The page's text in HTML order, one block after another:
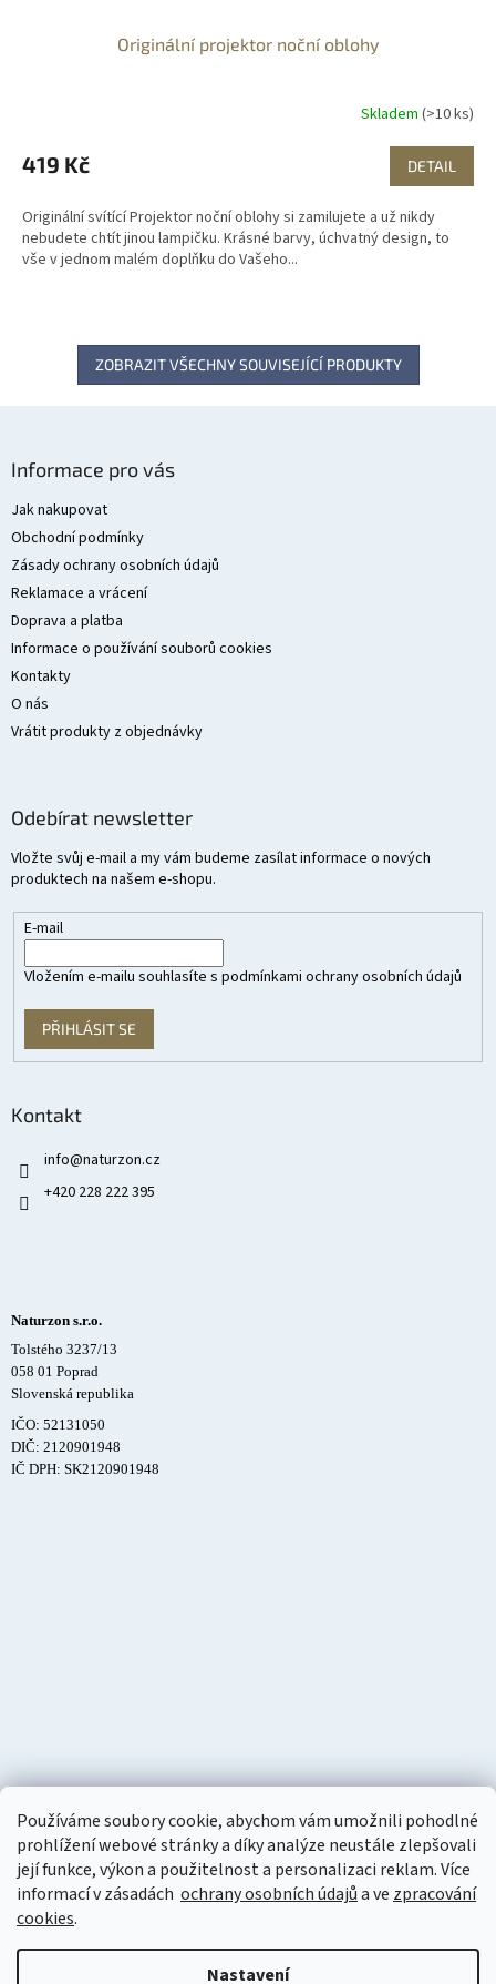
Používáme soubory cookie, abychom vám umožnili pohodlné
prohlížení webové stránky a díky analýze neustále zlepšovali
její funkce, výkon a použitelnost a personalizaci reklam. Více
informací v zásadách ochrany osobních údajůa ve zpracování
cookies.
Nastavení
Originální projektor noční oblohy
Skladem (>10 ks)
419 Kč DETAIL
Originální svítící Projektor noční oblohy si zamilujete a už nikdy
nebudete chtít jinou lampičku. Krásné barvy, úchvatný design, to
vše v jednom malém doplňku do Vašeho...
ZOBRAZIT VŠECHNY SOUVISEJÍCÍ PRODUKTY
Informace pro vás
Jak nakupovat
Obchodní podmínky
Zásady ochrany osobních údajů
Reklamace a vrácení
Doprava a platba
Informace o používání souborů cookies
Kontakty
O nás
Vrátit produkty z objednávky
Odebírat newsletter
Vložte svůj e-mail a my vám budeme zasílat informace o nových
produktech na našem e-shopu.
E-mail
Vložením e-mailu souhlasíte s podmínkami ochrany osobních údajů
PŘIHLÁSIT SE
Kontakt
info@naturzon.cz
+420 228 222 395
Naturzon s.r.o.
Tolstého 3237/13
058 01 Poprad
Slovenská republika
IČO: 52131050
DIČ: 2120901948
IČ DPH: SK2120901948